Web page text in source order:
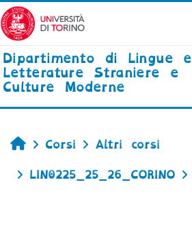
Vai al contenuto principale
Dipartimento di Lingue e
Letterature Straniere e
Culture Moderne
Home
Corsi Altri corsi
LIN0225_25_26_CORINO